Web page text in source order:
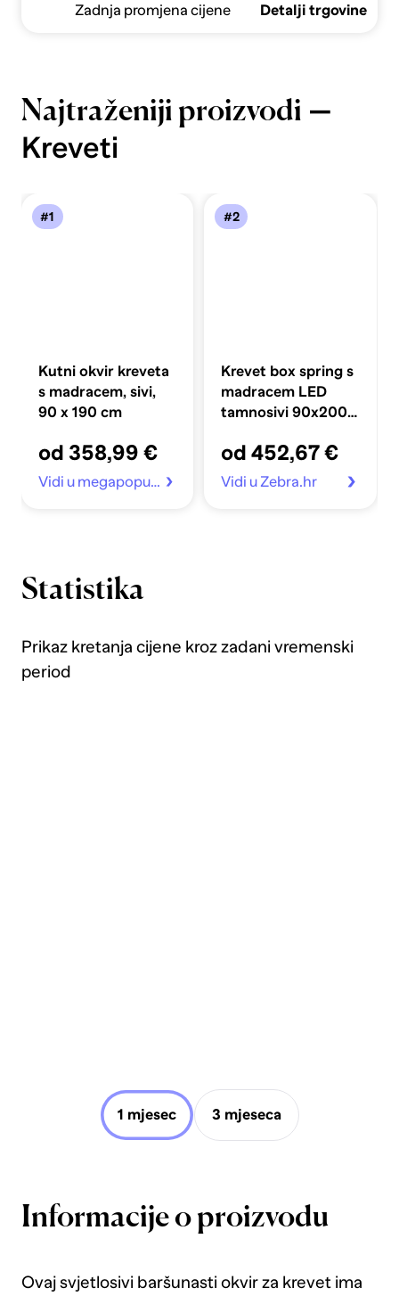
Zadnja promjena cijene Detalji trgovine
Najtraženiji proizvodi —
Kreveti
#1
Kutni okvir kreveta
s madracem, sivi,
90 x 190 cm
od 358,99 €
Vidi u megapopust.hr
#2
Krevet box spring s
madracem LED
tamnosivi 90x200
od 452,67 €
Vidi u Zebra.hr
Statistika
Prikaz kretanja cijene kroz zadani vremenski
period
1 mjesec 3 mjeseca
Informacije o proizvodu
Ovaj svjetlosivi baršunasti okvir za krevet ima